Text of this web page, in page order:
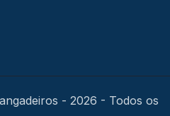
- 2026 - Todos os